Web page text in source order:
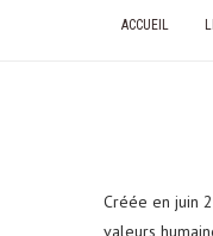
ACCUEIL
Créée en juin
valeurs